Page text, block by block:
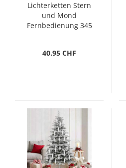
Lichterketten Stern
und Mond
Fernbedienung 345
40.95 CHF